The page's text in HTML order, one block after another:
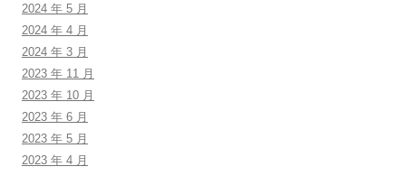
2024 年 5 月
2024 年 4 月
2024 年 3 月
2023 年 11 月
2023 年 10 月
2023 年 6 月
2023 年 5 月
2023 年 4 月